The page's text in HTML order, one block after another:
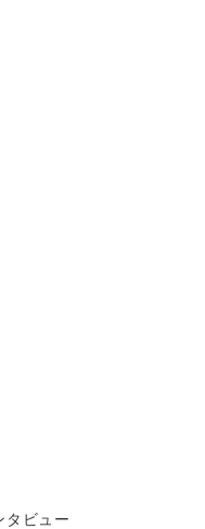
タビュー